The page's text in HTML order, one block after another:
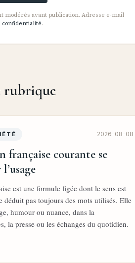
modérés avant publication. Adresse e-mail
confidentialité.
rubrique
2026-08-08
française courante se
est une formule figée dont le sens est
déduit pas toujours des mots utilisés. Elle
humour ou nuance, dans la
la presse ou les échanges du quotidien.